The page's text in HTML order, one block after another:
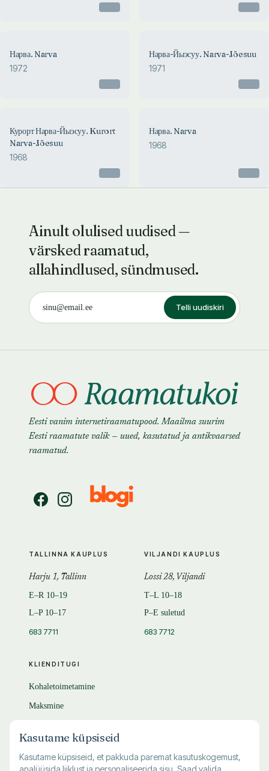
Нарва. Narva
1972
Нарва-Йыэсуу. Narva-Jõesuu
1971
Курорт Нарва-Йыэсуу. Kurort
Narva-Jõesuu
1968
Нарва. Narva
1968
Ainult olulised uudised —
värsked raamatud,
allahindlused, sündmused.
Telli uudiskiri
Eesti vanim internetiraamatupood. Maailma suurim
Eesti raamatute valik — uued, kasutatud ja antikvaarsed
raamatud.
KLIENDITUGI
Kohaletoimetamine
Maksmine
KKK
TALLINNA KAUPLUS
Harju 1, Tallinn
E–R 10–19
L–P 10–17
683 7711
VILJANDI KAUPLUS
Lossi 28, Viljandi
T–L 10–18
P–E suletud
683 7712
Kasutame küpsiseid
Kasutame küpsiseid, et pakkuda paremat kasutuskogemust,
analüüsida liiklust ja personaliseerida sisu. Saad valida,